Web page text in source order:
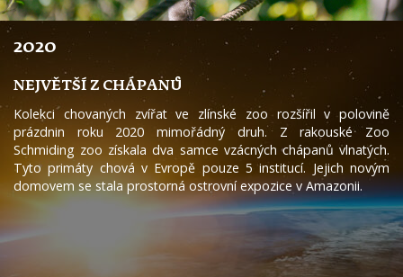
2020
NEJVĚTŠÍ Z CHÁPANŮ
Kolekci chovaných zvířat ve zlínské zoo rozšířil v polovině
prázdnin roku 2020 mimořádný druh. Z rakouské Zoo
Schmiding zoo získala dva samce vzácných chápanů vlnatých.
Tyto primáty chová v Evropě pouze 5 institucí. Jejich novým
domovem se stala prostorná ostrovní expozice v Amazonii.